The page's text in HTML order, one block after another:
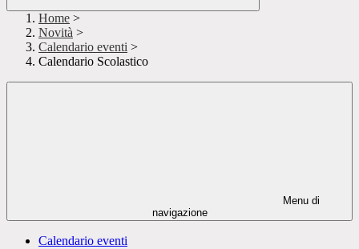
Home >
Novità >
Calendario eventi >
Calendario Scolastico
Menu di
navigazione
Calendario eventi